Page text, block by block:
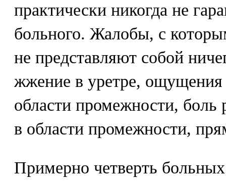
практически никогда не
больного. Жалобы, с
не представляют собой
жжение в уретре, ощущения
области промежности, боль
в области промежности,
Примерно четверть